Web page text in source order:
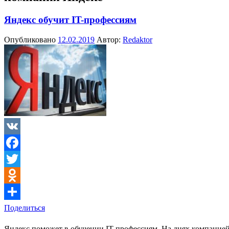
Яндекс обучит IT-профессиям
Опубликовано 12.02.2019 Автор: Redaktor
VK
Facebook
Twitter
Odnoklassniki
Поделиться